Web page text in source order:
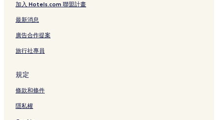
加入 Hotels.com 聯盟計畫
最新消息
廣告合作提案
旅行社專員
規定
條款和條件
隱私權